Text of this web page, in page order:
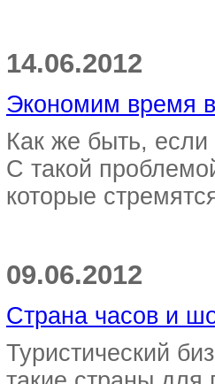
14.06.2012
Экономим время
Как же быть, если
С такой
которые
09.06.2012
Страна часов и
Туристический